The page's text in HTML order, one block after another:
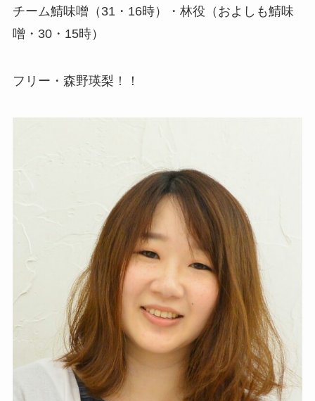
チーム鯖味噌（31・16時）・林役（およしも鯖味
噌・30・15時）
フリー・森野瑛梨！！